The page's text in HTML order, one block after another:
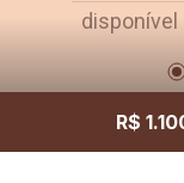
disponível
R$